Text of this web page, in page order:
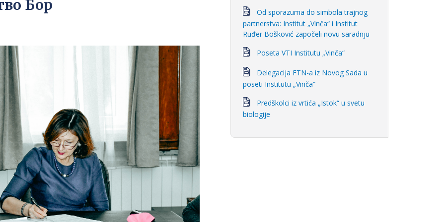
Бор
Od sporazuma do simbola trajnog
partnerstva: Institut „Vinča“ i Institut
Ruđer Bošković započeli novu saradnju
Poseta VTI Institutu „Vinča“
Delegacija FTN-a iz Novog Sada u
poseti Institutu „Vinča“
Predškolci iz vrtića „Istok“ u svetu
biologije